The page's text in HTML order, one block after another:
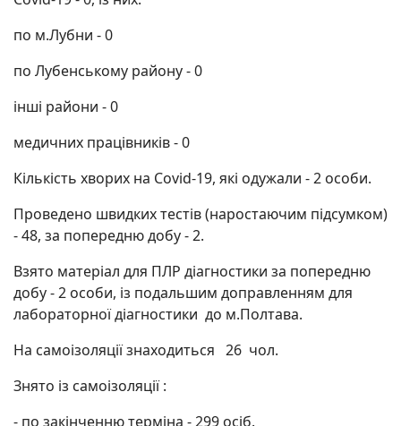
по м.Лубни - 0
по Лубенському району - 0
інші райони - 0
медичних працівників - 0
Кількість хворих на Covid-19, які одужали - 2 особи.
Проведено швидких тестів (наростаючим підсумком)
- 48, за попередню добу - 2.
Взято матеріал для ПЛР діагностики за попередню
добу - 2 особи, із подальшим доправленням для
лабораторної діагностики до м.Полтава.
На самоізоляції знаходиться 26 чол.
Знято із самоізоляції :
- по закінченню терміна - 299 осіб.